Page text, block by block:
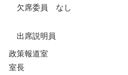
欠席委員 なし
出席説明員
政策報道室
室長